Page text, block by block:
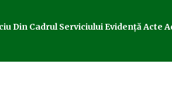
Din Cadrul Serviciului Evidență